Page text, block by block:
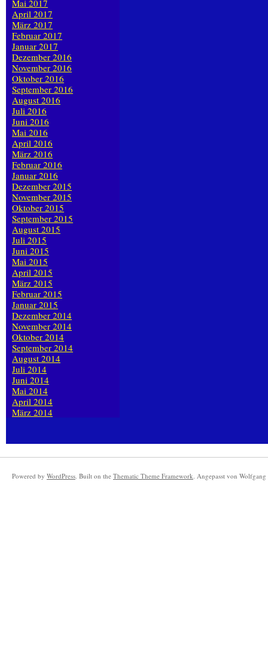
Mai 2017
April 2017
März 2017
Februar 2017
Januar 2017
Dezember 2016
November 2016
Oktober 2016
September 2016
August 2016
Juli 2016
Juni 2016
Mai 2016
April 2016
März 2016
Februar 2016
Januar 2016
Dezember 2015
November 2015
Oktober 2015
September 2015
August 2015
Juli 2015
Juni 2015
Mai 2015
April 2015
März 2015
Februar 2015
Januar 2015
Dezember 2014
November 2014
Oktober 2014
September 2014
August 2014
Juli 2014
Juni 2014
Mai 2014
April 2014
März 2014
Powered by WordPress. Built on the Thematic Theme Framework. Angepasst von